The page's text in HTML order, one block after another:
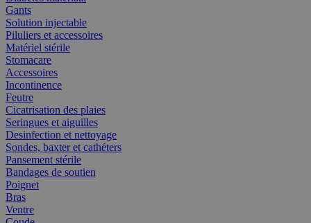
Gants
Solution injectable
Piluliers et accessoires
Matériel stérile
Stomacare
Accessoires
Incontinence
Feutre
Cicatrisation des plaies
Seringues et aiguilles
Desinfection et nettoyage
Sondes, baxter et cathéters
Pansement stérile
Bandages de soutien
Poignet
Bras
Ventre